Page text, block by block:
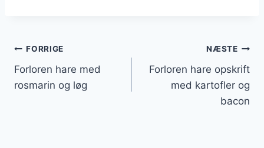
Indlægsnavigation
FORRIGE
Forloren hare med
rosmarin og løg
NÆSTE
Forloren hare opskrift
med kartofler og
bacon